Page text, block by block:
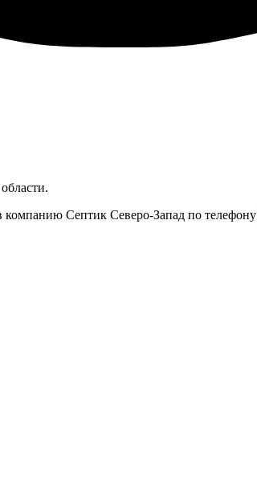
компанию Септик Северо-Запад по телефону